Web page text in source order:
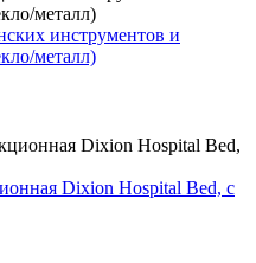
инструментов и
металл)
Dixion Hospital Bed, с